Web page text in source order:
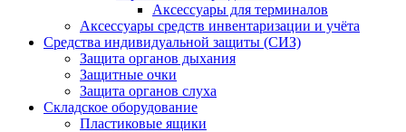
Аксессуары для терминалов
Аксессуары средств инвентаризации и учёта
Средства индивидуальной защиты (СИЗ)
Защита органов дыхания
Защитные очки
Защита органов слуха
Складское оборудование
Пластиковые ящики